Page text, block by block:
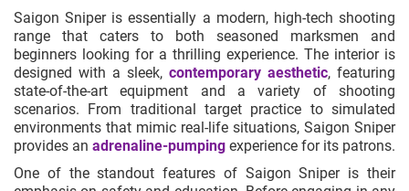
Saigon Sniper is essentially a modern, high-tech shooting
range that caters to both seasoned marksmen and
beginners looking for a thrilling experience. The interior is
designed with a sleek, contemporary aesthetic, featuring
state-of-the-art equipment and a variety of shooting
scenarios. From traditional target practice to simulated
environments that mimic real-life situations, Saigon Sniper
provides an adrenaline-pumping experience for its patrons.
One of the standout features of Saigon Sniper is their